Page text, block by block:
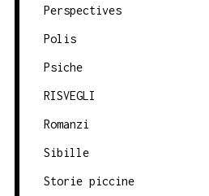
Perspectives
Polis
Psiche
RISVEGLI
Romanzi
Sibille
Storie piccine